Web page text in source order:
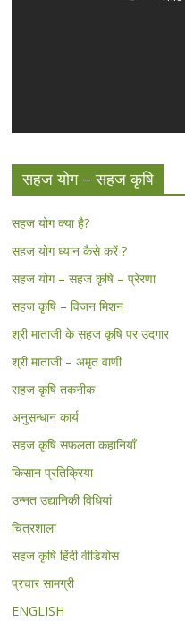
सहज योग – सहज कृषि
सहज योग क्या है?
सहज योग ध्यान कैसे करें ?
सहज योग – सहज कृषि – प्रेरणा
सहज कृषि – विजन मिशन
श्री माताजी के सहज कृषि पर उदगार
श्री माताजी – अमृत वाणी
सहज कृषि तकनीक
अनुसन्धान कार्य
सहज कृषि सफलता कहानियाँ
किसान प्रतिक्रिया
उन्नत उद्यानिकी विधियां
चित्रशाला
सहज कृषि हिंदी वीडियोस
प्रचार सामग्री
ENGLISH